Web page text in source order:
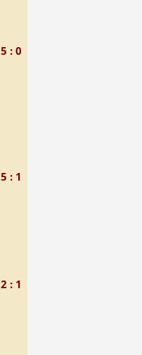
5 : 0
5 : 1
2 : 1